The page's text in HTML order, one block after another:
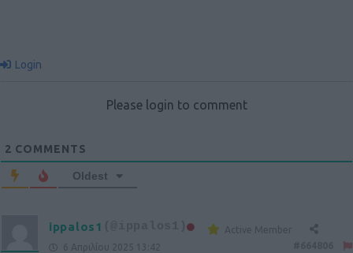
Login
Please login to comment
2 COMMENTS
Oldest
ippalos1 (@ippalos1)
Active Member
6 Απριλίου 2025 13:42